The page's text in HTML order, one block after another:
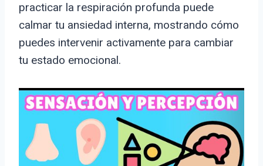
practicar la respiración profunda puede
calmar tu ansiedad interna, mostrando cómo
puedes intervenir activamente para cambiar
tu estado emocional.